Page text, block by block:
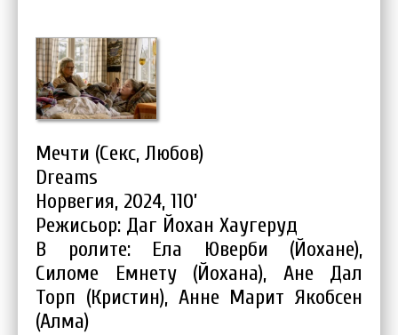
Мечти (Секс, Любов)
Dreams
Норвегия, 2024, 110’
Режисьор: Даг Йохан Хаугеруд
В ролите: Ела Юверби (Йохане),
Силоме Емнету (Йохана), Ане Дал
Торп (Кристин), Анне Марит Якобсен
(Алма)